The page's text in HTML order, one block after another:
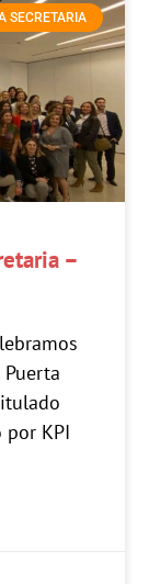
SECRETARIA
–
KPI